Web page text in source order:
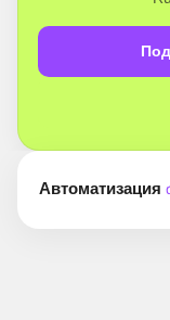
Автоматизация